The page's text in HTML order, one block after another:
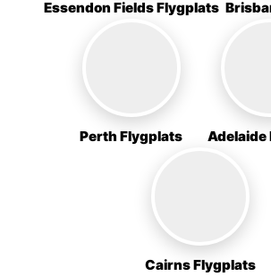
Essendon Fields Flygplats
Perth Flygplats Adelaide
Cairns Flygplats